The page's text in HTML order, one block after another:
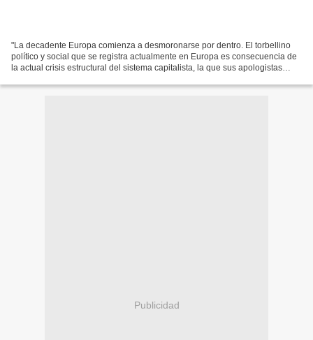
"La decadente Europa comienza a desmoronarse por dentro. El torbellino
político y social que se registra actualmente en Europa es consecuencia de
la actual crisis estructural del sistema capitalista, la que sus apologistas
Publicidad